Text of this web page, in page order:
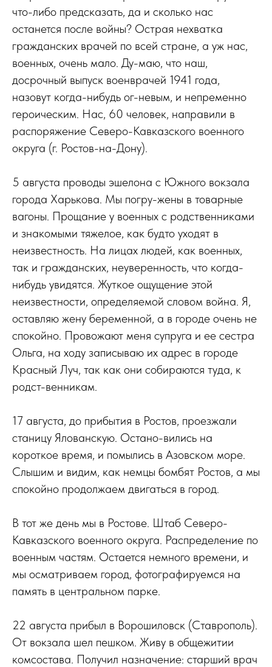
что-либо предсказать, да и сколько нас
останется после войны? Острая нехватка
гражданских врачей по всей стране, а уж нас,
военных, очень мало. Ду-маю, что наш,
досрочный выпуск военврачей 1941 года,
назовут когда-нибудь ог-невым, и непременно
героическим. Нас, 60 человек, направили в
распоряжение Северо-Кавказского военного
округа (г. Ростов-на-Дону).
5 августа проводы эшелона с Южного вокзала
города Харькова. Мы погру-жены в товарные
вагоны. Прощание у военных с родственниками
и знакомыми тяжелое, как будто уходят в
неизвестность. На лицах людей, как военных,
так и гражданских, неуверенность, что когда-
нибудь увидятся. Жуткое ощущение этой
неизвестности, определяемой словом война. Я,
оставляю жену беременной, а в городе очень не
спокойно. Провожают меня супруга и ее сестра
Ольга, на ходу записываю их адрес в городе
Красный Луч, так как они собираются туда, к
родст-венникам.
17 августа, до прибытия в Ростов, проезжали
станицу Ялованскую. Остано-вились на
короткое время, и помылись в Азовском море.
Слышим и видим, как немцы бомбят Ростов, а мы
спокойно продолжаем двигаться в город.
В тот же день мы в Ростове. Штаб Северо-
Кавказского военного округа. Распределение по
военным частям. Остается немного времени, и
мы осматриваем город, фотографируемся на
память в центральном парке.
22 августа прибыл в Ворошиловск (Ставрополь).
От вокзала шел пешком. Живу в общежитии
комсостава. Получил назначение: старший врач